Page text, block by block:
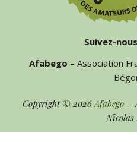
Suivez-nous
Afabego – Association
Copyright © 2026Afabego–